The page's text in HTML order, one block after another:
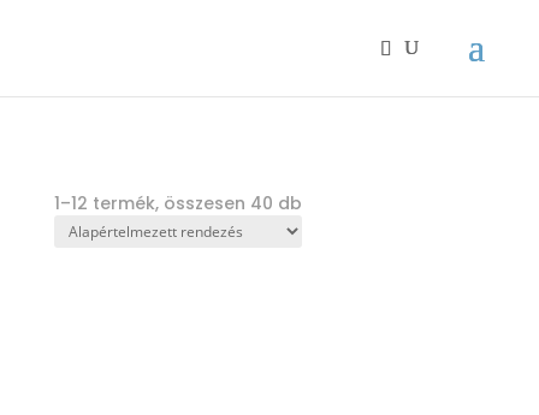
1–12 termék, összesen 40 db